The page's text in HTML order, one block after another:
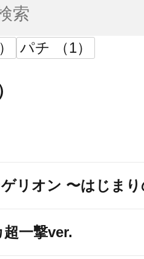
パチ （1）
リオン 〜はじま
一撃ver.